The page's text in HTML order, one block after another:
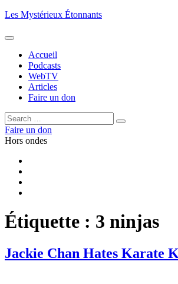
Aller
contenu
Les Mystérieux Étonnants
Accueil
Podcasts
WebTV
Articles
Faire un don
Rechercher :
Rechercher
Faire un don
Hors ondes
Étiquette : 3 ninjas
Jackie Chan Hates Karate